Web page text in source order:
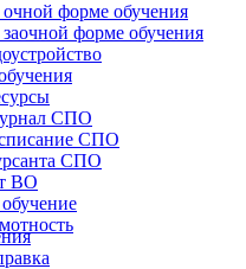
форме обучения
форме обучения
СПО
СПО
СПО
ВО